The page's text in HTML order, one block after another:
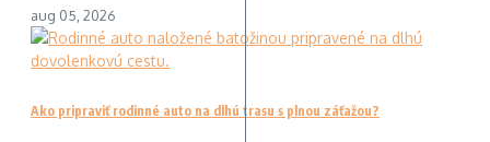
aug 05, 2026
Ako pripraviť rodinné auto na dlhú trasu s plnou záťažou?